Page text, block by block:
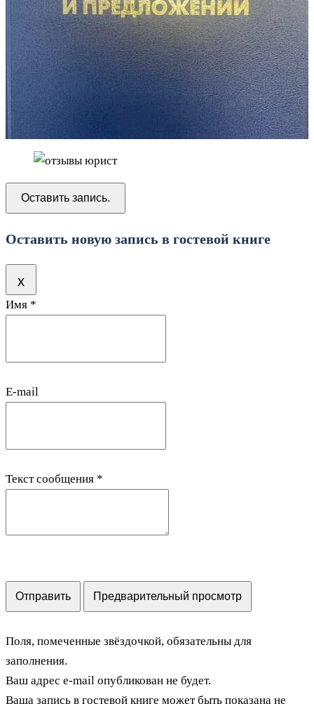
Оставить новую запись в гостевой книге
xСкрыть
эту
Имя *
E-mail
Текст сообщения *
Поля, помеченные звёздочкой, обязательны для
заполнения.
Ваш адрес e-mail опубликован не будет.
Ваша запись в гостевой книге может быть показана не